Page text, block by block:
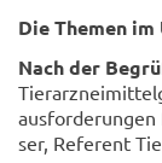
Die The­men
Nach der
ser, Re­fe­rent